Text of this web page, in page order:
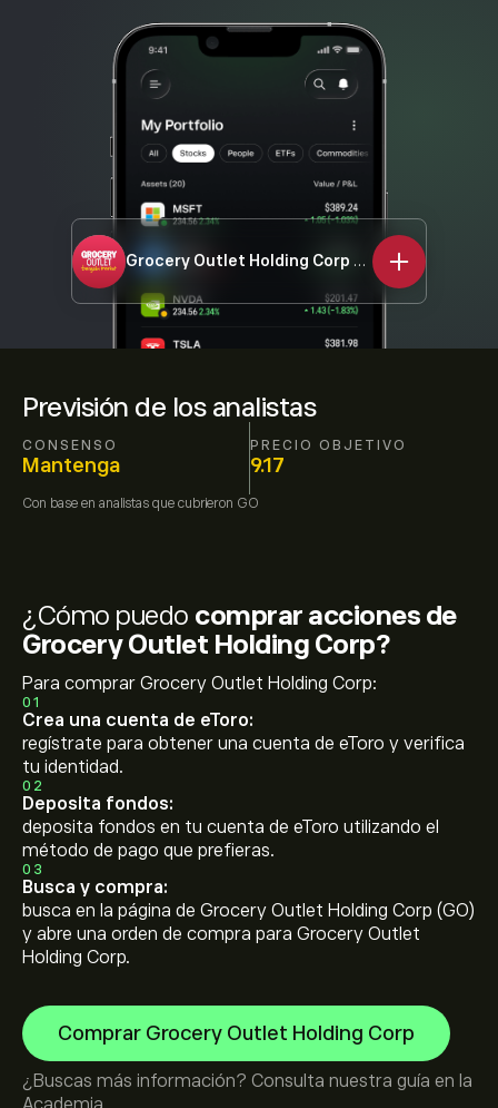
Previsión de los analistas
CONSENSO
Mantenga
PRECIO OBJETIVO
9.17
Con base en analistas que cubrieron GO
Grocery Outlet Holding Corp GO
¿Cómo puedo comprar acciones de
Grocery Outlet Holding Corp?
Para comprar Grocery Outlet Holding Corp:
01
Crea una cuenta de eToro:
regístrate para obtener una cuenta de eToro y verifica
tu identidad.
02
Deposita fondos:
deposita fondos en tu cuenta de eToro utilizando el
método de pago que prefieras.
03
Busca y compra:
busca en la página de Grocery Outlet Holding Corp (GO)
y abre una orden de compra para Grocery Outlet
Holding Corp.
Comprar Grocery Outlet Holding Corp
¿Buscas más información? Consulta nuestra guía en la